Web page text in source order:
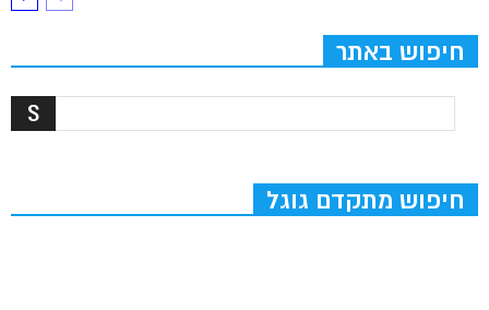
חיפוש באתר
חיפוש מתקדם גוגל